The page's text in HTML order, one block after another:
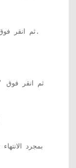
3. ثم انقر'للوصول إليه.
4. ثم انقر فوق
بمجرد